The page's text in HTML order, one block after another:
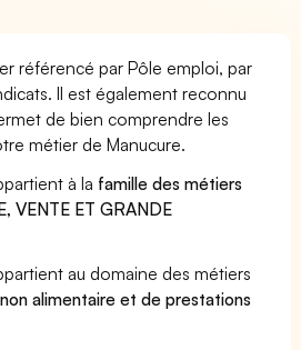
référencé par Pôle emploi, par
Il est également reconnu
de bien comprendre les
métier de Manucure.
à la famille des métiers
VENTE ET GRANDE
au domaine des métiers
alimentaire et de prestations